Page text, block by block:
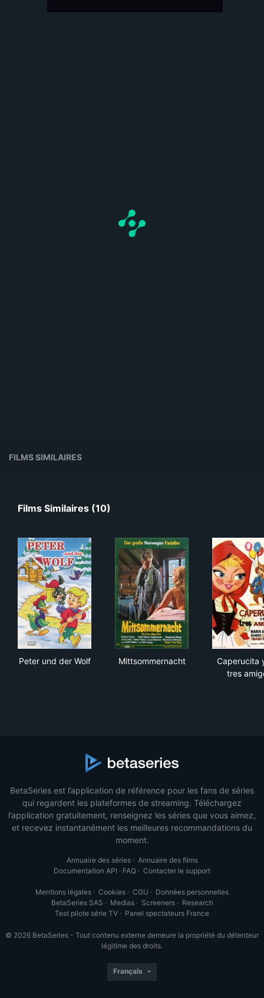
FILMS SIMILAIRES
Films Similaires (10)
Peter und der Wolf Mittsommernacht
Caperucita
tres
BetaSeries est l’application de référence pour les fans de séries
qui regardent les plateformes de streaming. Téléchargez
l’application gratuitement, renseignez les séries que vous aimez,
et recevez instantanément les meilleures recommandations du
moment.
Annuaire des séries· Annuaire des films
Documentation API · FAQ · Contacter le support
Mentions légales · Cookies · CGU · Données personnelles
BetaSeries SAS · Medias· Screeners· Research
Test pilote série TV · Panel spectateurs France
© 2026 BetaSeries - Tout contenu externe demeure la propriété du détenteur
légitime des droits.
Français